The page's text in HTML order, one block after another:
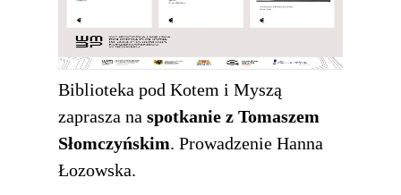
Biblioteka pod Kotem i Myszą
zaprasza na spotkanie z Tomaszem
Słomczyńskim. Prowadzenie Hanna
Łozowska.